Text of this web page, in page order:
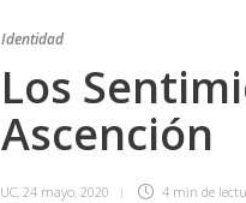
Identidad
Los
Ascención
UC, 24 mayo, 2020 4 min de